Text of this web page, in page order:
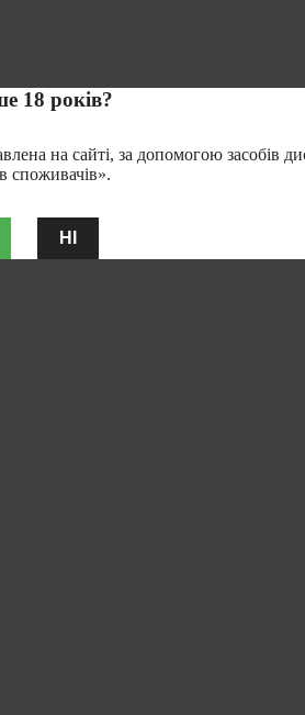
18 років?
на сайті, за допомогою засобів
споживачів».
НІ